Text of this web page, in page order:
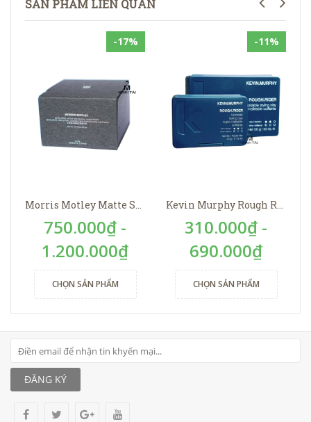
SẢN PHẨM LIÊN QUAN
-17%
Morris Motley Matte Styling Balm
750.000₫ -
1.200.000₫
CHỌN SẢN PHẨM
-11%
Kevin Murphy Rough Rider
310.000₫ -
690.000₫
CHỌN SẢN PHẨM
ĐĂNG KÝ